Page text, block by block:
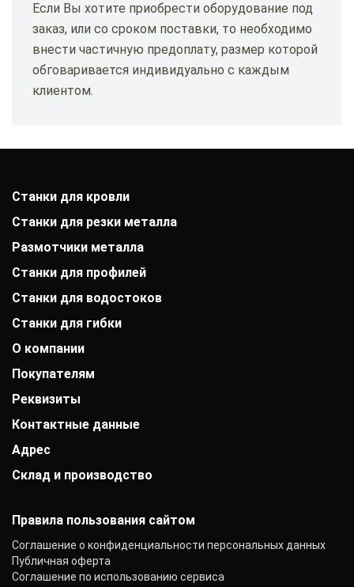
Если Вы хотите приобрести оборудование под
заказ, или со сроком поставки, то необходимо
внести частичную предоплату, размер которой
обговаривается индивидуально с каждым
клиентом.
Станки для кровли
Станки для резки металла
Размотчики металла
Станки для профилей
Станки для водостоков
Станки для гибки
О компании
История компании
Выставки
Заказчики
Вакансии
Контакты
Покупателям
Оплата
Гарантии
Акции
Статьи
Реквизиты
АО «Райффайзенбанк»
Р/с: 40702810000000001118
К/с: 30101810200000000700
ОКПО: 40276717
Контактные данные
+7 (800) 333-41-10
График работы:
Адрес
г. Иваново, Витебская улица, 24
Склад и производство
Правила пользования сайтом
Соглашение о конфиденциальности персональных данных
Публичная оферта
Соглашение по использованию сервиса